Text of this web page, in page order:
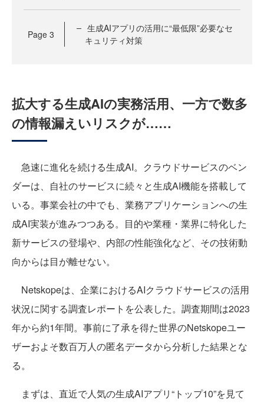
Page 3
生成AIアプリの活用に“最低限”必要なセ
キュリティ対策
拡大する生成AIの実務活用、一方で数多
の情報漏えいリスクが……
急速に進化を続ける生成AI。クラウドサービスのベン
ダーは、自社のサービスに続々と生成AI機能を搭載して
いる。事業会社の中でも、業務アプリケーションへの生
成AI実装が進みつつある。目的や業種・業界に特化した
新サービスの登場や、内部の性能強化など、その技術動
向からは目が離せない。
Netskopeは、企業におけるAIクラウドサービスの活用
状況に関する調査レポートを公表した。調査期間は2023
年から約1年間。事前に了承を得た世界のNetskopeユー
ザーおよそ数百万人の匿名データから分析した結果とな
る。
まずは、直近で人気の生成AIアプリ“トップ10”を見て